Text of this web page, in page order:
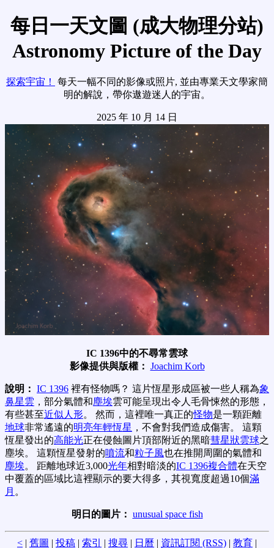
每日一天文圖 (成大物理分站)
Astronomy Picture of the Day
探索宇宙！
每天一幅不同的影像或照片, 並由專業天文學家簡
明的解說，帶你遨遊迷人的宇宙。
2025 年 10 月 14 日
IC 1396中的不尋常雲球
影像提供與版權： Joachim Korb
說明： IC 1396 裡有怪物嗎？ 這片恆星形成區被一些人稱為象
鼻星雲 ，部分氣體和塵埃雲可能呈現出令人毛骨悚然的形態，
有些甚至近似人形。 然而，這裡唯一真正的怪物是一顆距離
地球非常遙遠的明亮年輕恆星 ，不會對我們造成傷害。 這顆
恆星發出的高能光正在侵蝕圖片頂部附近的黑暗彗星狀雲球之
塵埃。 這顆恆星發射的噴流和粒子風也在推開周圍的氣體和
塵埃。 距離地球近3,000光年相對暗淡的IC 1396複合體在天空
中覆蓋的區域比這裡顯示的要大得多，其視寬度超過10個滿
月 。
明日的圖片： unusual space fish
< 舊圖 投稿 索引 搜尋 日曆 資訊訂閱 (RSS) 教育